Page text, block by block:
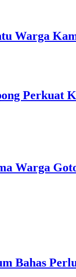
Warga
Perkuat
Warga
Bahas